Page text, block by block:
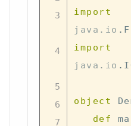
import
java . io .
import
java . io .
object
def